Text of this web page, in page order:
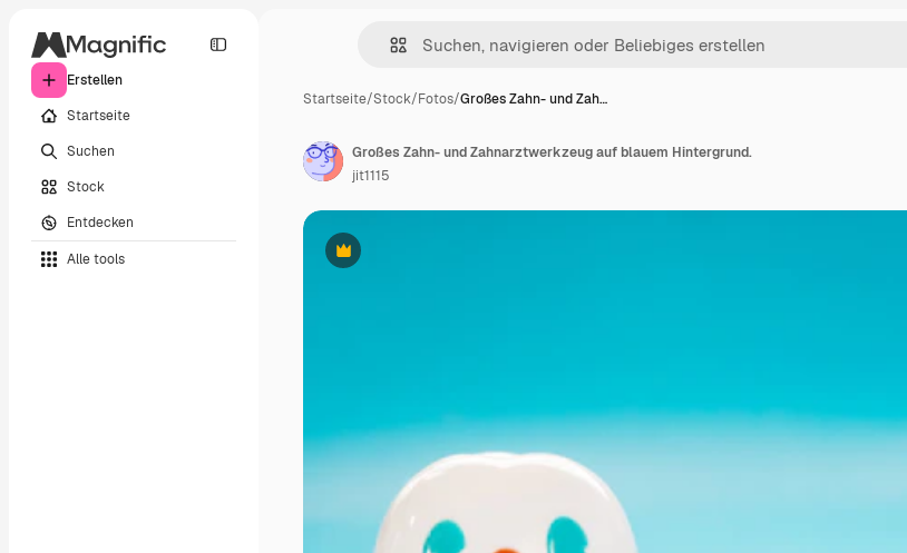
Erstellen
Startseite
Suchen
Stock
Entdecken
Alle tools
Startseite/Stock/Fotos/Großes Zahn- und Zah…
Premium
Großes Zahn- und Zahnarztwerkzeug auf blauem Hintergrund.
jit1115